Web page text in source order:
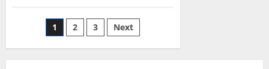
নিহত
আহত
Posts
pagination
1 2 3 Next